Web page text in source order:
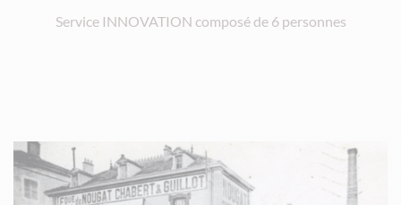
Service INNOVATION composé de 6 personnes